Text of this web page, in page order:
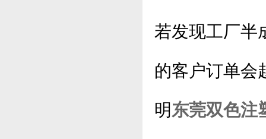
若发现工厂半
的客户订单会
明东莞双色注